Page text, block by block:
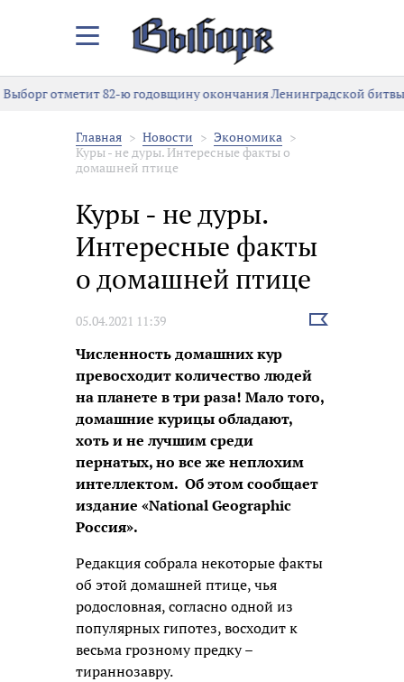
Закрыть/
меню
Выборг отметит 82-ю годовщину окончания Ленинградской битвы
Главная Новости
Экономика
Куры - не дуры. Интересные факты о
домашней птице
Куры - не дуры.
Интересные факты
о домашней птице
05.04.2021 11:39
Выбрать
Численность домашних кур
превосходит количество людей
на планете в три раза! Мало того,
домашние курицы обладают,
хоть и не лучшим среди
пернатых, но все же неплохим
интеллектом. Об этом сообщает
издание «National Geographic
Россия».
Редакция собрала некоторые факты
об этой домашней птице, чья
родословная, согласно одной из
популярных гипотез, восходит к
весьма грозному предку –
тираннозавру.